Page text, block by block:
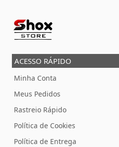
ACESSO RÁPIDO
Minha Conta
Meus Pedidos
Rastreio Rápido
Política de Cookies
Política de Entrega